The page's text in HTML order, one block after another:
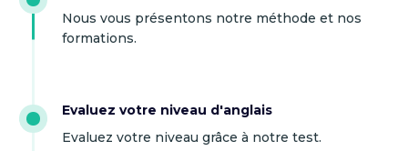
Nous vous présentons notre méthode et nos
formations.
Evaluez votre niveau d'anglais
Evaluez votre niveau grâce à notre test.